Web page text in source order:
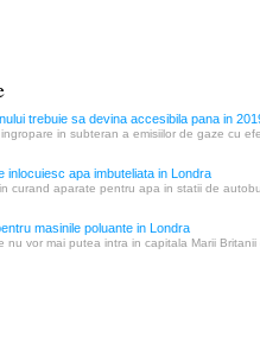
trebuie sa devina accesibila pana in
in subteran a emisiilor de gaze cu
inlocuiesc apa imbuteliata in Londra
curand aparate pentru apa in statii de
masinile poluante in Londra
nu vor mai putea intra in capitala Marii